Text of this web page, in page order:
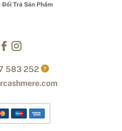
Đổi Trả Sản Phẩm
583 252 ?